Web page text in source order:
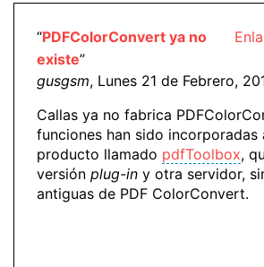
“PDFColorConvert ya no
existe”
gusgsm, Lunes 21 de Febrero,
Callas ya no fabrica
funciones han sido incorporadas
producto llamado pdfToolbox,
versión plug-in y otra servidor,
antiguas de PDF ColorConvert.